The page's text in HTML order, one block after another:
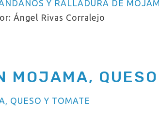
Ángel Rivas Corralejo
MOJAMA,